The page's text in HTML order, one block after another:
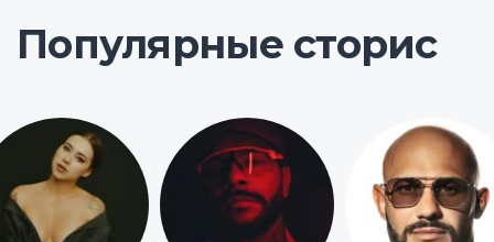
Популярные сторис